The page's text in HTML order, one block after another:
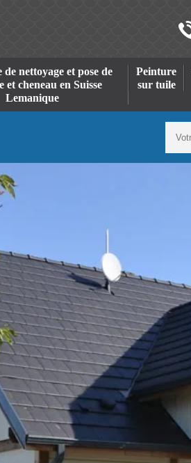
nettoyage et pose de
et cheneau en Suisse
Lemanique
Peinture
sur tuile